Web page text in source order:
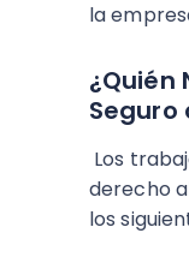
la
¿Quién
Seguro
Los
derecho
los